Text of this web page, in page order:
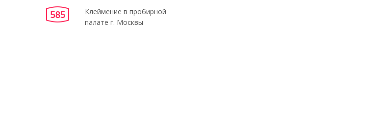
Клеймение в пробирной
палате г. Москвы